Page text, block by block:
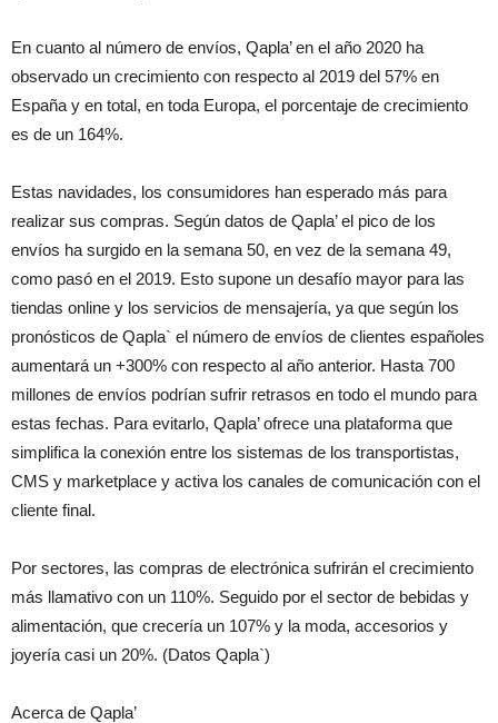
En cuanto al número de envíos, Qapla’ en el año 2020 ha
observado un crecimiento con respecto al 2019 del 57% en
España y en total, en toda Europa, el porcentaje de crecimiento
es de un 164%.
Estas navidades, los consumidores han esperado más para
realizar sus compras. Según datos de Qapla’ el pico de los
envíos ha surgido en la semana 50, en vez de la semana 49,
como pasó en el 2019. Esto supone un desafío mayor para las
tiendas online y los servicios de mensajería, ya que según los
pronósticos de Qapla` el número de envíos de clientes españoles
aumentará un +300% con respecto al año anterior. Hasta 700
millones de envíos podrían sufrir retrasos en todo el mundo para
estas fechas. Para evitarlo, Qapla’ ofrece una plataforma que
simplifica la conexión entre los sistemas de los transportistas,
CMS y marketplace y activa los canales de comunicación con el
cliente final.
Por sectores, las compras de electrónica sufrirán el crecimiento
más llamativo con un 110%. Seguido por el sector de bebidas y
alimentación, que crecería un 107% y la moda, accesorios y
joyería casi un 20%. (Datos Qapla`)
Acerca de Qapla’